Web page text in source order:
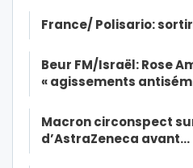
France/ Polisario:
Beur FM/Israël: Rose
« agissements
Macron circonspect
d’AstraZeneca avant…